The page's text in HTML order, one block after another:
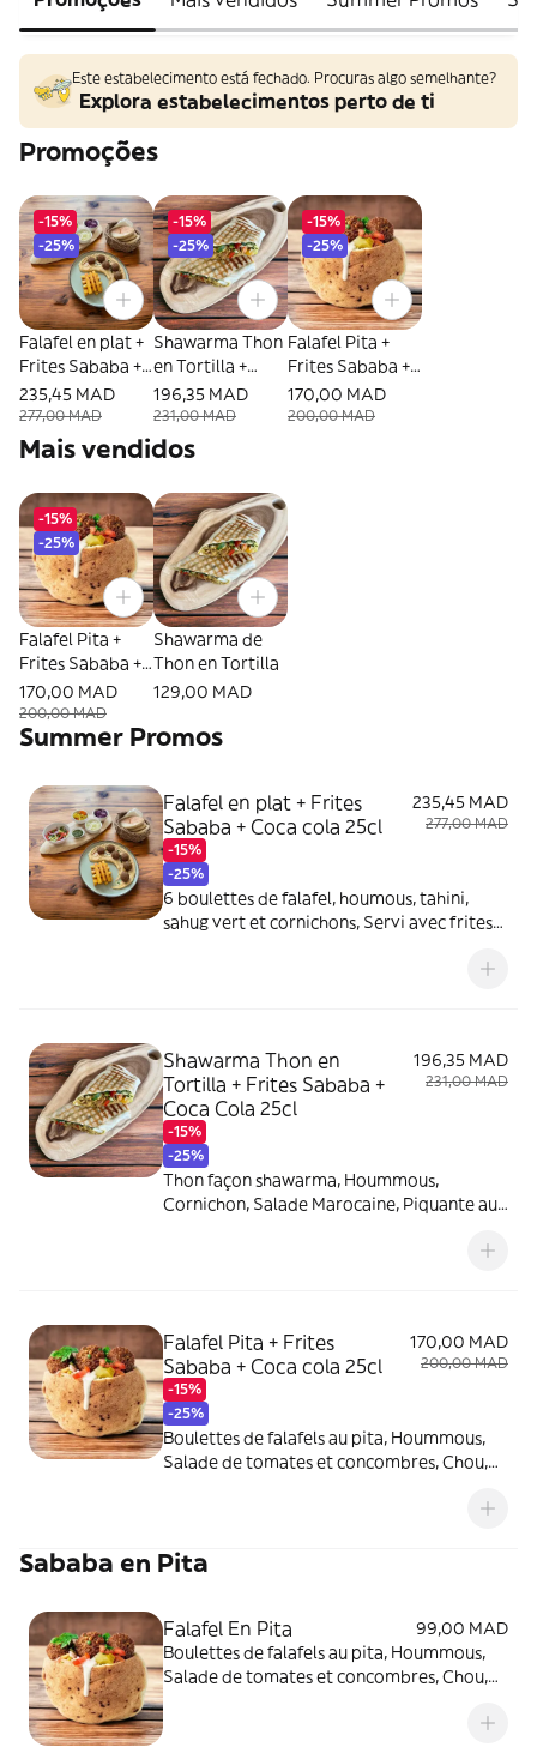
Este estabelecimento está fechado. Procuras algo semelhante?
Explora estabelecimentos perto de ti
Promoções
-15%
-25%
Falafel en plat +
Frites Sababa +
Coca cola 25cl
235,45 MAD
277,00 MAD
-15%
-25%
Shawarma Thon
en Tortilla +
Frites Sababa +
Coca Cola 25cl
196,35 MAD
231,00 MAD
-15%
-25%
Falafel Pita +
Frites Sababa +
Coca cola 25cl
170,00 MAD
200,00 MAD
Mais vendidos
-15%
-25%
Falafel Pita +
Frites Sababa +
Coca cola 25cl
170,00 MAD
200,00 MAD
Shawarma de
Thon en Tortilla
129,00 MAD
Summer Promos
Falafel en plat + Frites
Sababa + Coca cola 25cl
-15%
-25%
235,45 MAD
277,00 MAD
6 boulettes de falafel, houmous, tahini,
sahug vert et cornichons, Servi avec frites
Shawarma Thon en
Tortilla + Frites Sababa +
Coca Cola 25cl
-15%
-25%
196,35 MAD
231,00 MAD
Thon façon shawarma, Hoummous,
Cornichon, Salade Marocaine, Piquante au
Falafel Pita + Frites
Sababa + Coca cola 25cl
-15%
-25%
170,00 MAD
200,00 MAD
Boulettes de falafels au pita, Hoummous,
Salade de tomates et concombres, Chou,
Sababa en Pita
Falafel En Pita
99,00 MAD
Boulettes de falafels au pita, Hoummous,
Salade de tomates et concombres, Chou,